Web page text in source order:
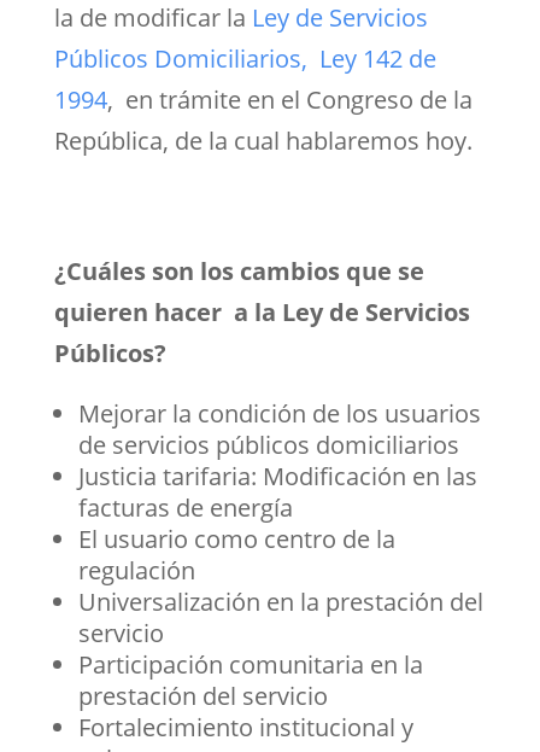
la de modificar la Ley de Servicios
Públicos Domiciliarios, Ley 142 de
1994, en trámite en el Congreso de la
República, de la cual hablaremos hoy.
¿Cuáles son los cambios que se
quieren hacer a la Ley de Servicios
Públicos?
Mejorar la condición de los usuarios
de servicios públicos domiciliarios
Justicia tarifaria: Modificación en las
facturas de energía
El usuario como centro de la
regulación
Universalización en la prestación del
servicio
Participación comunitaria en la
prestación del servicio
Fortalecimiento institucional y